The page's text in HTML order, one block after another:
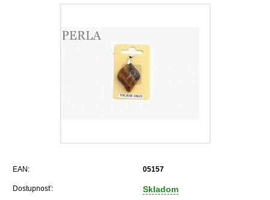
EAN: 05157
Dostupnosť: Skladom